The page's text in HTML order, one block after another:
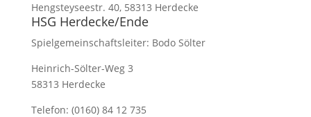
Hengsteyseestr. 40, 58313 Herdecke
HSG Herdecke/Ende
Spielgemeinschaftsleiter: Bodo Sölter
Heinrich-Sölter-Weg 3
58313 Herdecke
Telefon: (0160) 84 12 735